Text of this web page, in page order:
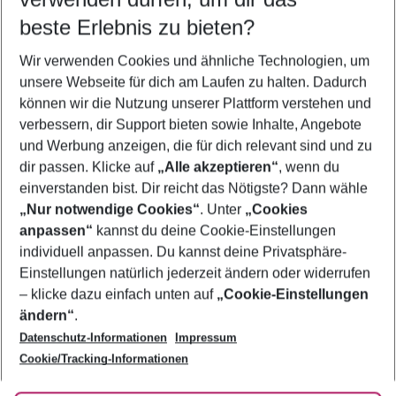
5-8 Nächte
2 Erwachsene Keine Kinder
Mehr Filter anzeigen
Footer
Footer navigation
Über uns
AGB
Bestpreisgarantie
Cookie-Einstellungen ändern
Cookie-Richtlinie
Agenturbetreuung
Barrierefreies Reisen
Folge uns
beste Erlebnis zu bieten?
Wir verwenden Cookies und ähnliche Technologien, um
unsere Webseite für dich am Laufen zu halten. Dadurch
können wir die Nutzung unserer Plattform verstehen und
verbessern, dir Support bieten sowie Inhalte, Angebote
und Werbung anzeigen, die für dich relevant sind und zu
dir passen. Klicke auf „Alle akzeptieren“, wenn du
einverstanden bist. Dir reicht das Nötigste? Dann wähle
„Nur notwendige Cookies“. Unter „Cookies
anpassen“ kannst du deine Cookie-Einstellungen
individuell anpassen. Du kannst deine Privatsphäre-
Einstellungen natürlich jederzeit ändern oder widerrufen
– klicke dazu einfach unten auf „Cookie-Einstellungen
ändern“.
Datenschutz-Informationen
Impressum
Cookie/Tracking-Informationen